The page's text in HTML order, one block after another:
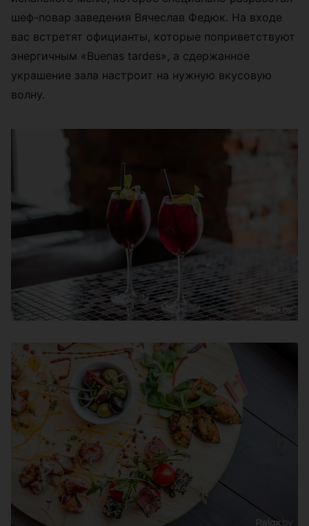
шеф-повар заведения Вячеслав Федюк. На входе
вас встретят официанты, которые поприветствуют
энергичным «Buenas tardes», а сдержанное
украшение зала настроит на нужную вкусовую
волну.